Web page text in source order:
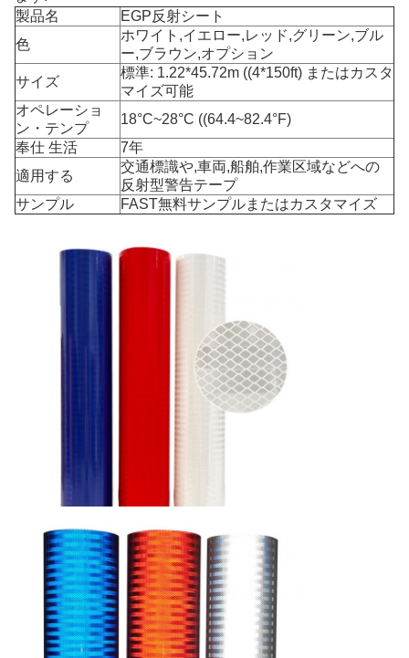
製品名
EGP反射シート
色
ホワイト,イエロー,レッド,グリーン,ブル
ー,ブラウン,オプション
サイズ
標準: 1.22*45.72m ((4*150ft) またはカスタ
マイズ可能
オペレーショ
ン・テンプ
18°C~28°C ((64.4~82.4°F)
奉仕 生活
7年
適用する
交通標識や,車両,船舶,作業区域などへの
反射型警告テープ
サンプル
FAST無料サンプルまたはカスタマイズ